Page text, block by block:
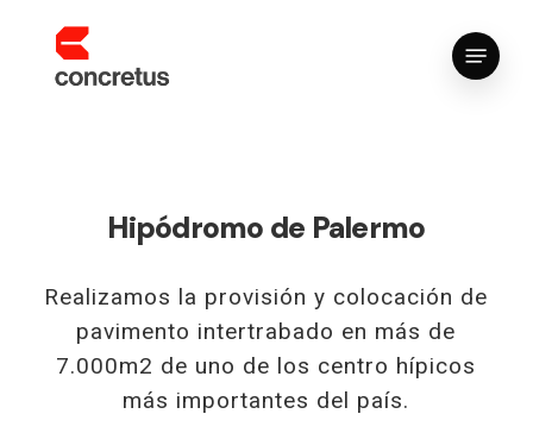
Menu
Hipódromo de Palermo
Realizamos la provisión y colocación de
pavimento intertrabado en más de
7.000m2 de uno de los centro hípicos
más importantes del país.